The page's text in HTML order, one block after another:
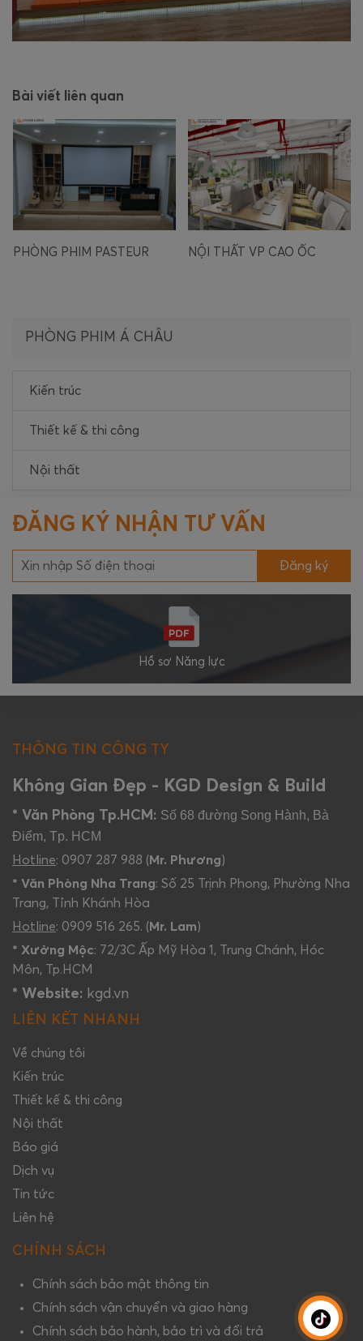
PHÒNG PHIM Á CHÂU
Kiến trúc
Thiết kế & thi công
Nội thất
Bài viết liên quan
NỘI THẤT VP CAO ỐC
SẢNH TIẾP TÂN TRƯỜNG
ĐĂNG KÝ NHẬN TƯ VẤN
Đăng ký
Hồ sơ Năng lực
THÔNG TIN CÔNG TY
Không Gian Đẹp - KGD Design & Build
* Văn Phòng Tp.HCM: Số 68 đường Song Hành, Bà
Điểm, Tp. HCM
Hotline: 0907 287 988 ( Mr. Phương)
* Văn Phòng Nha Trang: Số 25 Trịnh Phong, Phường Nha
Trang, Tỉnh Khánh Hòa
Hotline: 0909 516 265. ( Mr. Lam)
* Xưởng Mộc: 72/3C Ấp Mỹ Hòa 1, Trung Chánh, Hóc
Môn, Tp.HCM
* Website: kgd.vn
LIÊN KẾT NHANH
Về chúng tôi
Kiến trúc
Thiết kế & thi công
Nội thất
Báo giá
Dịch vụ
Tin tức
Liên hệ
CHÍNH SÁCH
Chính sách bảo mật thông tin
Chính sách vận chuyển và giao hàng
Chính sách bảo hành, bảo trì và đổi trả